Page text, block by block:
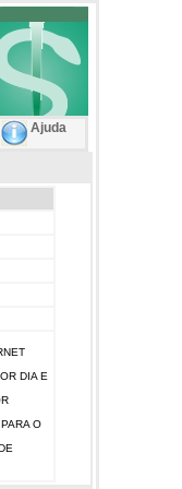
Ajuda
DIA E
O